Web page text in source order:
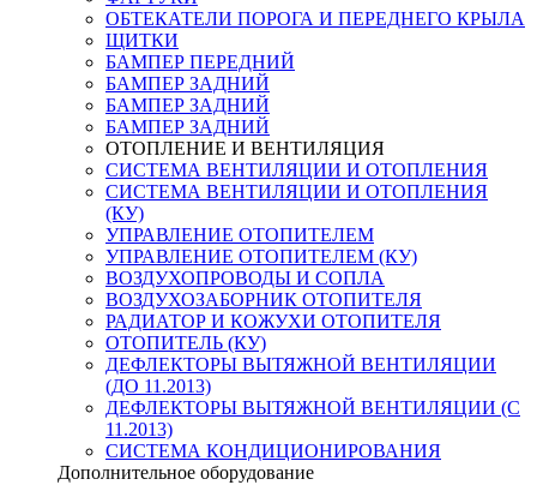
ОБТЕКАТЕЛИ ПОРОГА И ПЕРЕДНЕГО КРЫЛА
ЩИТКИ
БАМПЕР ПЕРЕДНИЙ
БАМПЕР ЗАДНИЙ
БАМПЕР ЗАДНИЙ
БАМПЕР ЗАДНИЙ
ОТОПЛЕНИЕ И ВЕНТИЛЯЦИЯ
СИСТЕМА ВЕНТИЛЯЦИИ И ОТОПЛЕНИЯ
СИСТЕМА ВЕНТИЛЯЦИИ И ОТОПЛЕНИЯ
(КУ)
УПРАВЛЕНИЕ ОТОПИТЕЛЕМ
УПРАВЛЕНИЕ ОТОПИТЕЛЕМ (КУ)
ВОЗДУХОПРОВОДЫ И СОПЛА
ВОЗДУХОЗАБОРНИК ОТОПИТЕЛЯ
РАДИАТОР И КОЖУХИ ОТОПИТЕЛЯ
ОТОПИТЕЛЬ (КУ)
ДЕФЛЕКТОРЫ ВЫТЯЖНОЙ ВЕНТИЛЯЦИИ
(ДО 11.2013)
ДЕФЛЕКТОРЫ ВЫТЯЖНОЙ ВЕНТИЛЯЦИИ (С
11.2013)
СИСТЕМА КОНДИЦИОНИРОВАНИЯ
Дополнительное оборудование